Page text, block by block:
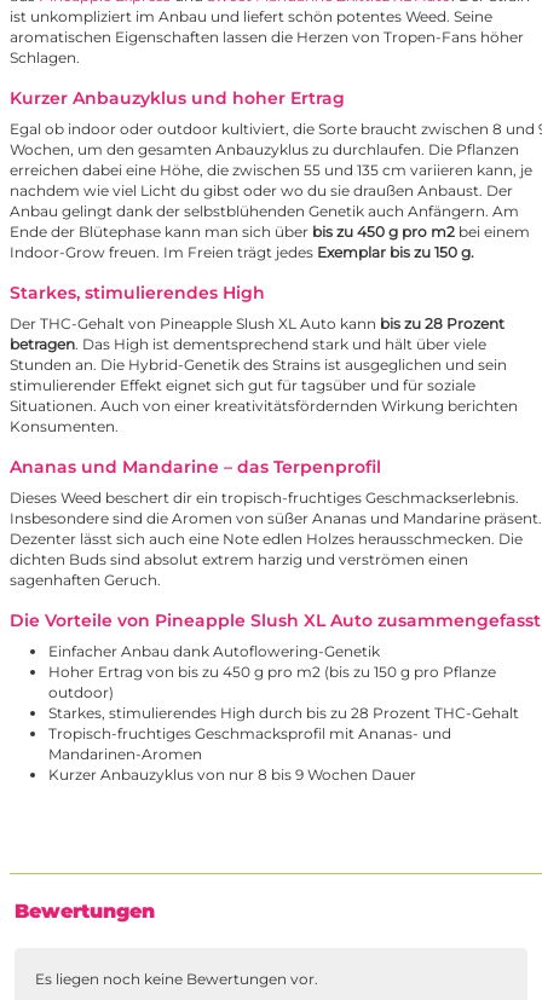
ist unkompliziert im Anbau und liefert schön potentes Weed. Seine
aromatischen Eigenschaften lassen die Herzen von Tropen-Fans höher
Schlagen.
Kurzer Anbauzyklus und hoher Ertrag
Egal ob indoor oder outdoor kultiviert, die Sorte braucht zwischen 8 und
Wochen, um den gesamten Anbauzyklus zu durchlaufen. Die Pflanzen
erreichen dabei eine Höhe, die zwischen 55 und 135 cm variieren kann, je
nachdem wie viel Licht du gibst oder wo du sie draußen Anbaust. Der
Anbau gelingt dank der selbstblühenden Genetik auch Anfängern. Am
Ende der Blütephase kann man sich über bis zu 450 g pro m2 bei einem
Indoor-Grow freuen. Im Freien trägt jedes Exemplar bis zu 150 g.
Starkes, stimulierendes High
Der THC-Gehalt von Pineapple Slush XL Auto kann bis zu 28 Prozent
betragen. Das High ist dementsprechend stark und hält über viele
Stunden an. Die Hybrid-Genetik des Strains ist ausgeglichen und sein
stimulierender Effekt eignet sich gut für tagsüber und für soziale
Situationen. Auch von einer kreativitätsfördernden Wirkung berichten
Konsumenten.
Ananas und Mandarine – das Terpenprofil
Dieses Weed beschert dir ein tropisch-fruchtiges Geschmackserlebnis.
Insbesondere sind die Aromen von süßer Ananas und Mandarine präsent.
Dezenter lässt sich auch eine Note edlen Holzes herausschmecken. Die
dichten Buds sind absolut extrem harzig und verströmen einen
sagenhaften Geruch.
Die Vorteile von Pineapple Slush XL Auto zusammengefasst
Einfacher Anbau dank Autoflowering-Genetik
Hoher Ertrag von bis zu 450 g pro m2 (bis zu 150 g pro Pflanze
outdoor)
Starkes, stimulierendes High durch bis zu 28 Prozent THC-Gehalt
Tropisch-fruchtiges Geschmacksprofil mit Ananas- und
Mandarinen-Aromen
Kurzer Anbauzyklus von nur 8 bis 9 Wochen Dauer
Bewertungen
Es liegen noch keine Bewertungen vor.